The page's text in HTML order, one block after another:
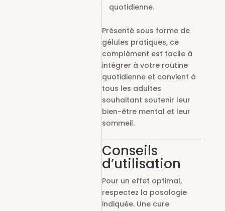
quotidienne.
Présenté sous forme de
gélules pratiques, ce
complément est facile à
intégrer à votre routine
quotidienne et convient à
tous les adultes
souhaitant soutenir leur
bien-être mental et leur
sommeil.
Conseils
d’utilisation
Pour un effet optimal,
respectez la posologie
indiquée. Une cure